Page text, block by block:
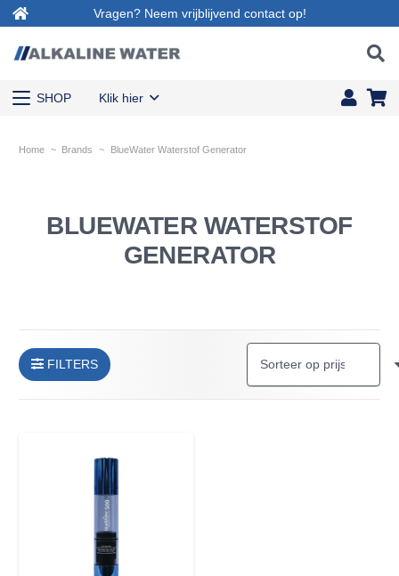
Vragen? Neem vrijblijvend contact op!
SHOP Klik hier
Home ~ Brands ~ BlueWater Waterstof Generator
BLUEWATER WATERSTOF
GENERATOR
FILTERS